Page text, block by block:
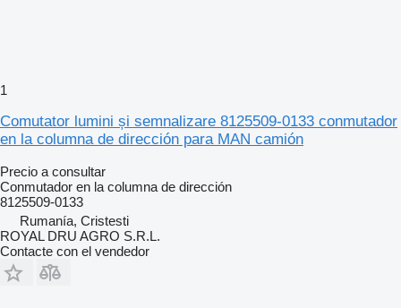
1
Comutator lumini și semnalizare 8125509-0133 conmutador
en la columna de dirección para MAN camión
Precio a consultar
Conmutador en la columna de dirección
8125509-0133
Rumanía, Cristesti
ROYAL DRU AGRO S.R.L.
Contacte con el vendedor